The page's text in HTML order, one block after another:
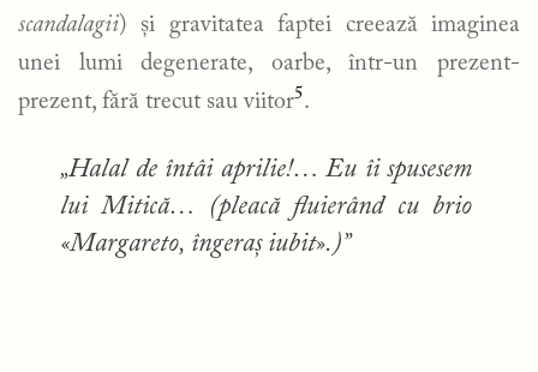
scandalagii) și gravitatea faptei creează imaginea
unei lumi degenerate, oarbe, într-un prezent-
prezent, fără trecut sau viitor5 .
„Halal de întâi aprilie!… Eu îi spusesem
lui Mitică… (pleacă fluierând cu brio
«Margareto, îngeraș iubit».)”